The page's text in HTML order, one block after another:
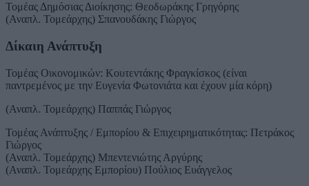
Τομέας Δημόσιας Διοίκησης: Θεοδωράκης Γρηγόρης
(Αναπλ. Τομεάρχης) Σπανουδάκης Γιώργος
Δίκαιη Ανάπτυξη
Τομέας Οικονομικών: Κουτεντάκης Φραγκίσκος (είναι
παντρεμένος με την Ευγενία Φωτονιάτα και έχουν μία κόρη)
(Αναπλ. Τομεάρχης) Παππάς Γιώργος
Τομέας Ανάπτυξης / Εμπορίου & Επιχειρηματικότητας: Πετράκος
Γιώργος
(Αναπλ. Τομεάρχης) Μπεντενιώτης Αργύρης
(Αναπλ. Τομεάρχης Εμπορίου) Πούλιος Ευάγγελος